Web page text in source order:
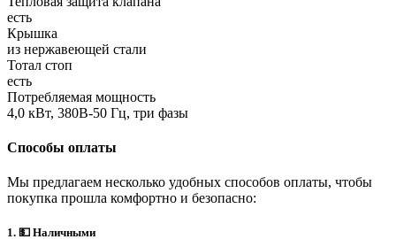
есть
Крышка
из нержавеющей стали
Тотал стоп
есть
Потребляемая мощность
4,0 кВт, 380В-50 Гц, три фазы
Способы оплаты
Мы предлагаем несколько удобных способов оплаты, чтобы
покупка прошла комфортно и безопасно:
1. 💵 Наличными